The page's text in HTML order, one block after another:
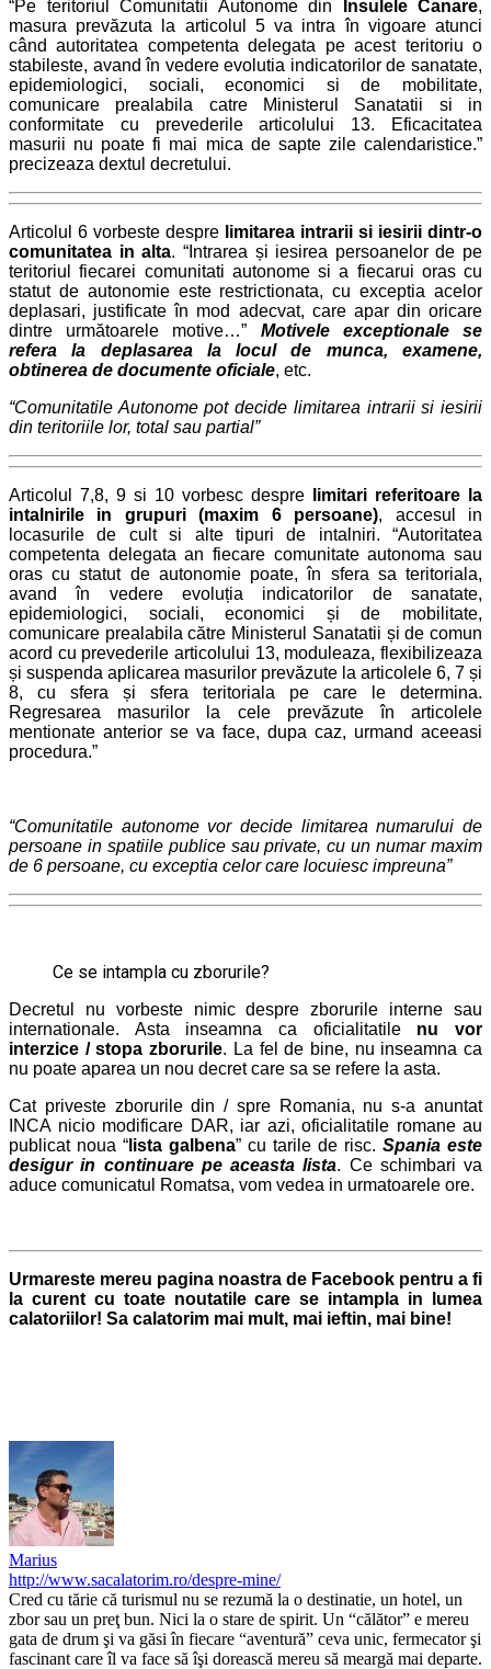
“Pe teritoriul Comunitatii Autonome din Insulele Canare,
masura prevăzuta la articolul 5 va intra în vigoare atunci
când autoritatea competenta delegata pe acest teritoriu o
stabileste, avand în vedere evolutia indicatorilor de sanatate,
epidemiologici, sociali, economici si de mobilitate,
comunicare prealabila catre Ministerul Sanatatii si in
conformitate cu prevederile articolului 13. Eficacitatea
masurii nu poate fi mai mica de sapte zile calendaristice.”
precizeaza dextul decretului.
Articolul 6 vorbeste despre limitarea intrarii si iesirii dintr-o
comunitatea in alta. “Intrarea și iesirea persoanelor de pe
teritoriul fiecarei comunitati autonome si a fiecarui oras cu
statut de autonomie este restrictionata, cu exceptia acelor
deplasari, justificate în mod adecvat, care apar din oricare
dintre următoarele motive…” Motivele exceptionale se
refera la deplasarea la locul de munca, examene,
obtinerea de documente oficiale, etc.
“Comunitatile Autonome pot decide limitarea intrarii si iesirii
din teritoriile lor, total sau partial”
Articolul 7,8, 9 si 10 vorbesc despre limitari referitoare la
intalnirile in grupuri (maxim 6 persoane), accesul in
locasurile de cult si alte tipuri de intalniri. “Autoritatea
competenta delegata an fiecare comunitate autonoma sau
oras cu statut de autonomie poate, în sfera sa teritoriala,
avand în vedere evoluția indicatorilor de sanatate,
epidemiologici, sociali, economici și de mobilitate,
comunicare prealabila către Ministerul Sanatatii și de comun
acord cu prevederile articolului 13, moduleaza, flexibilizeaza
și suspenda aplicarea masurilor prevăzute la articolele 6, 7 și
8, cu sfera și sfera teritoriala pe care le determina.
Regresarea masurilor la cele prevăzute în articolele
mentionate anterior se va face, dupa caz, urmand aceeasi
procedura.”
“Comunitatile autonome vor decide limitarea numarului de
persoane in spatiile publice sau private, cu un numar maxim
de 6 persoane, cu exceptia celor care locuiesc impreuna”
Ce se intampla cu zborurile?
Decretul nu vorbeste nimic despre zborurile interne sau
internationale. Asta inseamna ca oficialitatile nu vor
interzice / stopa zborurile. La fel de bine, nu inseamna ca
nu poate aparea un nou decret care sa se refere la asta.
Cat priveste zborurile din / spre Romania, nu s-a anuntat
INCA nicio modificare DAR, iar azi, oficialitatile romane au
publicat noua “ lista galbena” cu tarile de risc. Spania este
desigur in continuare pe aceasta lista. Ce schimbari va
aduce comunicatul Romatsa, vom vedea in urmatoarele ore.
Urmareste mereu pagina noastra de Facebook pentru a fi
la curent cu toate noutatile care se intampla in lumea
calatoriilor! Sa calatorim mai mult, mai ieftin, mai bine!
Marius
http://www.sacalatorim.ro/despre-mine/
Cred cu tărie că turismul nu se rezumă la o destinatie, un hotel, un
zbor sau un preţ bun. Nici la o stare de spirit. Un “călător” e mereu
gata de drum şi va găsi în fiecare “aventură” ceva unic, fermecator şi
fascinant care îl va face să îşi dorească mereu să meargă mai departe.